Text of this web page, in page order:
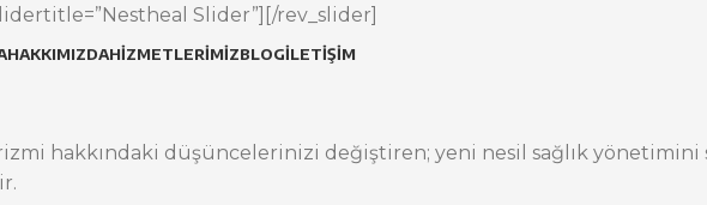
HAKKIMIZDAHIZMETLERIMIZBLOGİLETIŞIM
Slider”][/rev_slider]
hakkındaki düşüncelerinizi değiştiren; yeni nesil sağlık